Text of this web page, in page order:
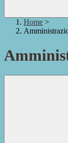
Home >